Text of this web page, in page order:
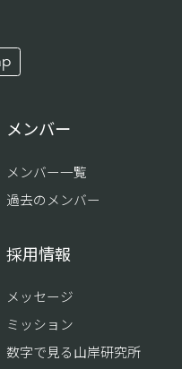
メンバー
メンバー一覧
過去のメンバー
採用情報
メッセージ
ミッション
数字で見る山岸研究所